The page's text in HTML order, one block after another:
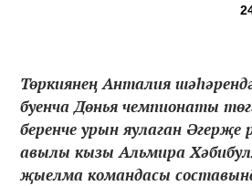
Төркиянең Анталия
буенча Дөнья чемпионаты
беренче урын яулаган Әгерҗе
авылы кызы Альмира
җыелма командасы